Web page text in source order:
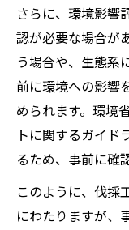
さらに、環境影響
認が必要な場合が
う場合や、生態系
前に環境への影響
められます。環境
トに関するガイド
るため、事前に確
このように、伐採
にわたりますが、